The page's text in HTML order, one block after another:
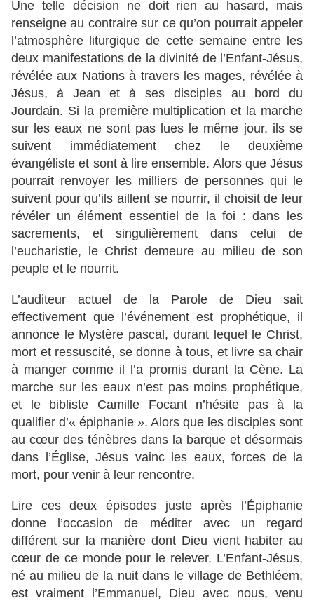
Une telle décision ne doit rien au hasard, mais
renseigne au contraire sur ce qu’on pourrait appeler
l’atmosphère liturgique de cette semaine entre les
deux manifestations de la divinité de l’Enfant-Jésus,
révélée aux Nations à travers les mages, révélée à
Jésus, à Jean et à ses disciples au bord du
Jourdain. Si la première multiplication et la marche
sur les eaux ne sont pas lues le même jour, ils se
suivent immédiatement chez le deuxième
évangéliste et sont à lire ensemble. Alors que Jésus
pourrait renvoyer les milliers de personnes qui le
suivent pour qu’ils aillent se nourrir, il choisit de leur
révéler un élément essentiel de la foi : dans les
sacrements, et singulièrement dans celui de
l’eucharistie, le Christ demeure au milieu de son
peuple et le nourrit.
L’auditeur actuel de la Parole de Dieu sait
effectivement que l’événement est prophétique, il
annonce le Mystère pascal, durant lequel le Christ,
mort et ressuscité, se donne à tous, et livre sa chair
à manger comme il l’a promis durant la Cène. La
marche sur les eaux n’est pas moins prophétique,
et le bibliste Camille Focant n’hésite pas à la
qualifier d’« épiphanie ». Alors que les disciples sont
au cœur des ténèbres dans la barque et désormais
dans l’Église, Jésus vainc les eaux, forces de la
mort, pour venir à leur rencontre.
Lire ces deux épisodes juste après l’Épiphanie
donne l’occasion de méditer avec un regard
différent sur la manière dont Dieu vient habiter au
cœur de ce monde pour le relever. L’Enfant-Jésus,
né au milieu de la nuit dans le village de Bethléem,
est vraiment l’Emmanuel, Dieu avec nous, venu